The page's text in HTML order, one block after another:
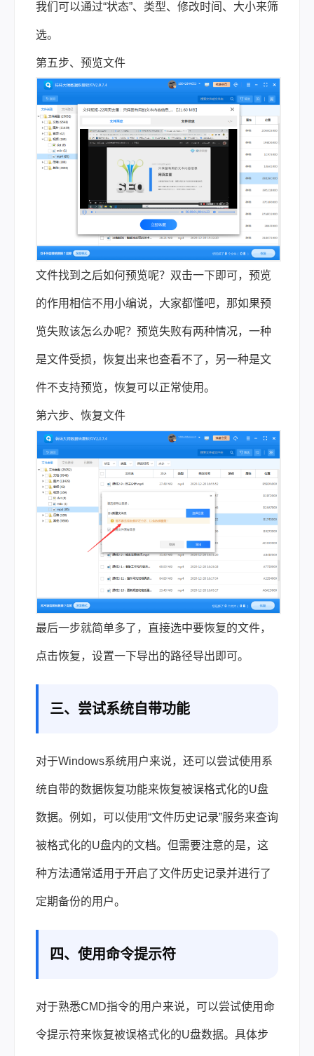
我们可以通过“状态”、类型、修改时间、大小来筛
选。
第五步、预览文件
文件找到之后如何预览呢？双击一下即可，预览
的作用相信不用小编说，大家都懂吧，那如果预
览失败该怎么办呢？预览失败有两种情况，一种
是文件受损，恢复出来也查看不了，另一种是文
件不支持预览，恢复可以正常使用。
第六步、恢复文件
最后一步就简单多了，直接选中要恢复的文件，
点击恢复，设置一下导出的路径导出即可。
三、尝试系统自带功能
对于Windows系统用户来说，还可以尝试使用系
统自带的数据恢复功能来恢复被误格式化的U盘
数据。例如，可以使用“文件历史记录”服务来查询
被格式化的U盘内的文档。但需要注意的是，这
种方法通常适用于开启了文件历史记录并进行了
定期备份的用户。
四、使用命令提示符
对于熟悉CMD指令的用户来说，可以尝试使用命
令提示符来恢复被误格式化的U盘数据。具体步